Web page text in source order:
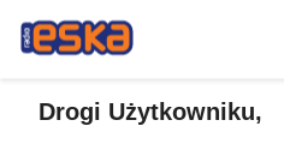
Drogi Użytkowniku,